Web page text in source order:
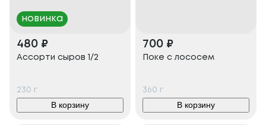
новинка
480 ₽
Ассорти сыров 1/2
230 г
В корзину
700 ₽
Поке с лососем
360 г
В корзину